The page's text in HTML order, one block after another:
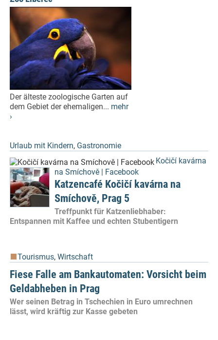
Der älteste zoologische Garten auf
dem Gebiet der ehemaligen... mehr
›
Urlaub mit Kindern, Gastronomie
Kočičí kavárna
na Smíchově | Facebook
Katzencafé Kočičí kavárna na
Smíchově, Prag 5
Treffpunkt für Katzenliebhaber:
Entspannen mit Kaffee und echten Stubentigern
Tourismus, Wirtschaft
Fiese Falle am Bankautomaten: Vorsicht beim
Geldabheben in Prag
Wer seinen Betrag in Tschechien in Euro umrechnen
lässt, wird kräftig zur Kasse gebeten